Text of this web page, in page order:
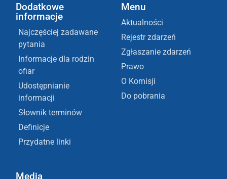
Dodatkowe
informacje
Najczęściej zadawane
pytania
Informacje dla rodzin
ofiar
Udostępnianie
informacji
Słownik terminów
Definicje
Przydatne linki
Menu
Aktualności
Rejestr zdarzeń
Zgłaszanie zdarzeń
Prawo
O Komisji
Do pobrania
Media